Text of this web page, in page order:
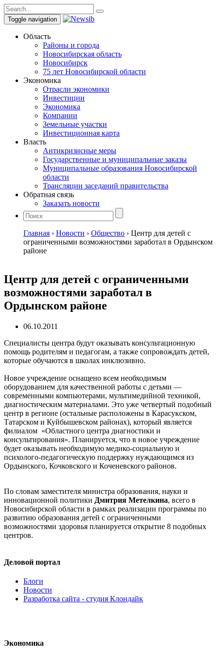
Toggle navigation
Область
Районы и города
Новосибирская область
Новосибирск
75 лет Новосибирской области
Экономика
Отрасли экономики
Инвестиции
Экономика
Компании
Земельные участки
Инвестиционная карта
Власть
Антикризисные меры
Государственные и муниципальные заказы
Муниципальные образования Новосибирской
области
Трансляции заседаний правительства
Обратная связь
Заказать новости
Главная › Новости › Общество › Центр для детей с
ограниченными возможностями заработал в Ордынском
районе
Центр для детей с ограниченными
возможностями заработал в
Ордынском районе
06.10.2011
Специалисты центра будут оказывать консультационную
помощь родителям и педагогам, а также сопровождать детей,
которые обучаются в школах инклюзивно.
Новое учреждение оснащено всем необходимым
оборудованием для качественной работы с детьми —
современными компьютерами, мультимедийной техникой,
диагностическим материалами. Это уже четвертый подобный
центр в регионе (остальные расположены в Карасукском,
Татарском и Куйбышевском районах), который является
филиалом «Областного центра диагностики и
консультирования». Планируется, что в новое учреждение
будет оказывать необходимую медико-социальную и
психолого-педагогическую поддержку нуждающимся из
Ордынского, Кочковского и Коченевского районов.
По словам заместителя министра образования, науки и
инновационной политики Дмитрия Метелкина, всего в
Новосибирской области в рамках реализации программы по
развитию образования детей с ограниченными
возможностями здоровья планируется открытие 8 подобных
центров.
Деловой портал
Блоги
Новости
Разработка сайта - студия Клондайк
Экономика